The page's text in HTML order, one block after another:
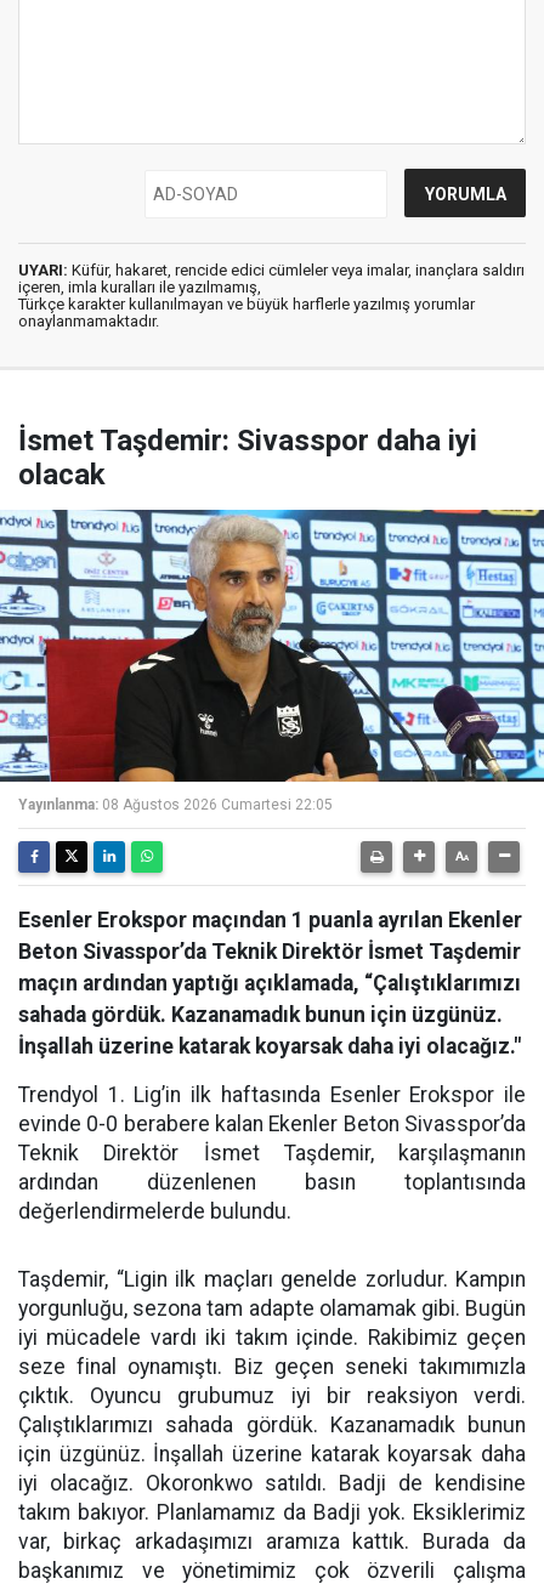
UYARI: Küfür, hakaret, rencide edici cümleler veya imalar, inançlara saldırı
içeren, imla kuralları ile yazılmamış,
Türkçe karakter kullanılmayan ve büyük harflerle yazılmış yorumlar
onaylanmamaktadır.
İsmet Taşdemir: Sivasspor daha iyi
olacak
Yayınlanma: 08 Ağustos 2026 Cumartesi 22:05
Esenler Erokspor maçından 1 puanla ayrılan Ekenler
Beton Sivasspor’da Teknik Direktör İsmet Taşdemir
maçın ardından yaptığı açıklamada, “Çalıştıklarımızı
sahada gördük. Kazanamadık bunun için üzgünüz.
İnşallah üzerine katarak koyarsak daha iyi olacağız."
Trendyol 1. Lig’in ilk haftasında Esenler Erokspor ile
evinde 0-0 berabere kalan Ekenler Beton Sivasspor’da
Teknik Direktör İsmet Taşdemir, karşılaşmanın
ardından düzenlenen basın toplantısında
değerlendirmelerde bulundu.
Taşdemir, “Ligin ilk maçları genelde zorludur. Kampın
yorgunluğu, sezona tam adapte olamamak gibi. Bugün
iyi mücadele vardı iki takım içinde. Rakibimiz geçen
seze final oynamıştı. Biz geçen seneki takımımızla
çıktık. Oyuncu grubumuz iyi bir reaksiyon verdi.
Çalıştıklarımızı sahada gördük. Kazanamadık bunun
için üzgünüz. İnşallah üzerine katarak koyarsak daha
iyi olacağız. Okoronkwo satıldı. Badji de kendisine
takım bakıyor. Planlamamız da Badji yok. Eksiklerimiz
var, birkaç arkadaşımızı aramıza kattık. Burada da
başkanımız ve yönetimimiz çok özverili çalışma